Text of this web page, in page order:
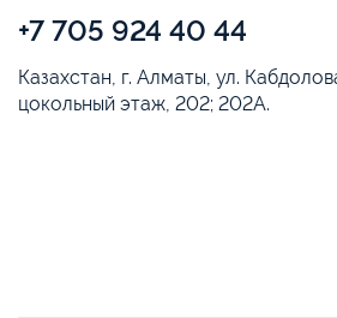
+7 705 924 40 44
Казахстан, г. Алматы, ул.
цокольный этаж, 202; 202А.